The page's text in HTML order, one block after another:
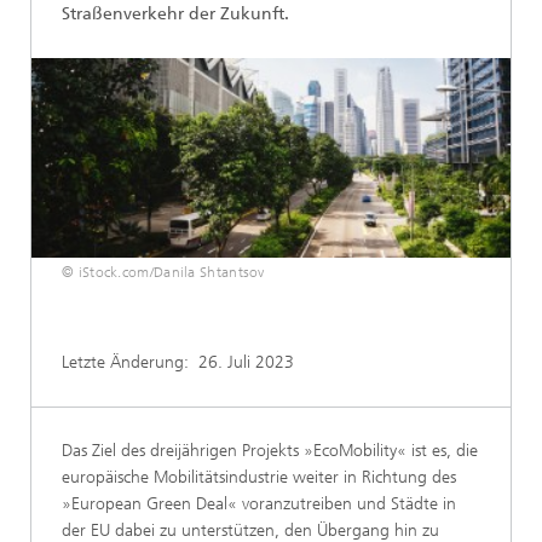
Straßenverkehr der Zukunft.
© iStock.com/Danila Shtantsov
Letzte Änderung: 26. Juli 2023
Das Ziel des dreijährigen Projekts »EcoMobility« ist es, die
europäische Mobilitätsindustrie weiter in Richtung des
»European Green Deal« voranzutreiben und Städte in
der EU dabei zu unterstützen, den Übergang hin zu